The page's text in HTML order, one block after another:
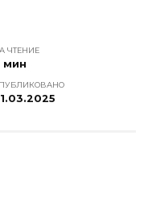
ЧТЕНИЕ
мин